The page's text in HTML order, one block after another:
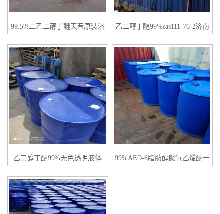
99.5%二乙二醇丁醚天音原装济
乙二醇丁醚99%cas111-76-2济南
乙二醇丁醚99%无色透明液体
99%AEO-6脂肪醇聚氧乙烯醚一